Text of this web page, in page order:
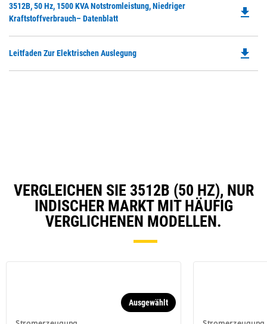
3512B, 50 Hz, 1500 KVA Notstromleistung, Niedriger
Kraftstoffverbrauch– Datenblatt
file_download
Leitfaden Zur Elektrischen Auslegung file_download
VERGLEICHEN SIE 3512B (50 HZ), NUR
INDISCHER MARKT MIT HÄUFIG
VERGLICHENEN MODELLEN.
Ausgewählt